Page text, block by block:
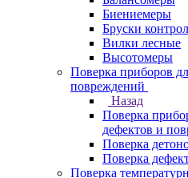
Биениемеры
Бруски
Вилки лесные
Высотомеры
Поверка приборов
повреждений
Назад
Поверка
дефектов и
Поверка
Поверка
Поверка